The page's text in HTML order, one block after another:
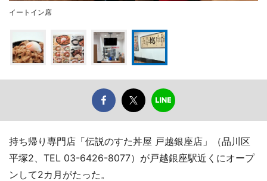
イートイン席
持ち帰り専門店「伝説のすた丼屋 戸越銀座店」（品川区
平塚2、TEL 03-6426-8077）が戸越銀座駅近くにオープ
ンして2カ月がたった。